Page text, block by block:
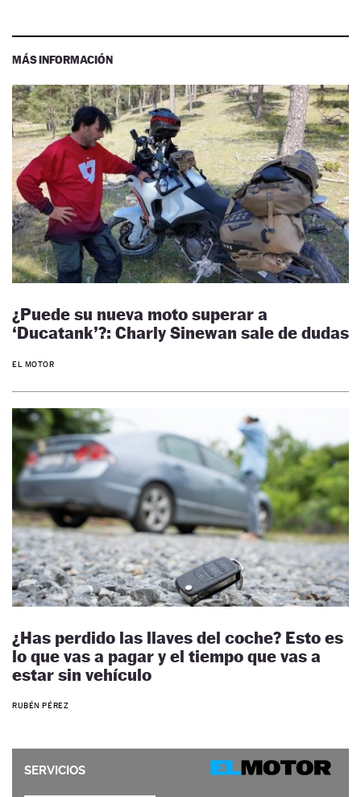
MÁS INFORMACIÓN
¿Puede su nueva moto superar a
‘Ducatank’?: Charly Sinewan sale de dudas
EL MOTOR
¿Has perdido las llaves del coche? Esto es
lo que vas a pagar y el tiempo que vas a
estar sin vehículo
RUBÉN PÉREZ